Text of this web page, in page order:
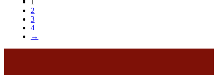
1
2
3
4
→